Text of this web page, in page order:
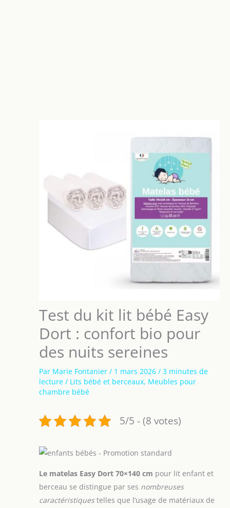
Test du kit lit bébé Easy
Dort : confort bio pour
des nuits sereines
Par Marie Fontanier / 1 mars 2026 / 3 minutes de
lecture / Lits bébé et berceaux, Meubles pour
chambre bébé
5/5 - (8 votes)
Le matelas Easy Dort 70×140 cm pour lit enfant et
berceau se distingue par ses nombreuses
caractéristiquestelles que l’usage de matériaux de